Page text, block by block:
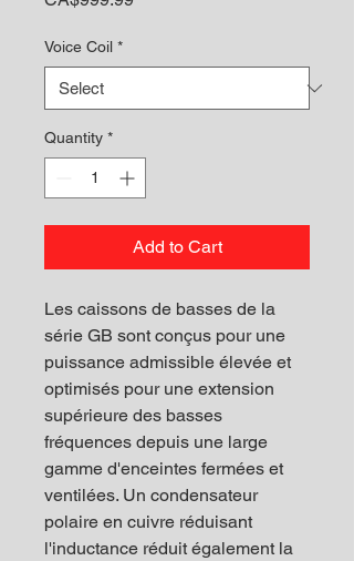
Voice Coil *
Quantity *
Add to Cart
Les caissons de basses de la
série GB sont conçus pour une
puissance admissible élevée et
optimisés pour une extension
supérieure des basses
fréquences depuis une large
gamme d'enceintes fermées et
ventilées. Un condensateur
polaire en cuivre réduisant
l'inductance réduit également la